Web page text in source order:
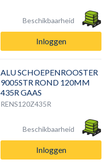
Beschikbaarheid
Inloggen
ALU SCHOEPENROOSTER
9005STR ROND 120MM
435R GAAS
RENS120Z435R
Beschikbaarheid
Inloggen